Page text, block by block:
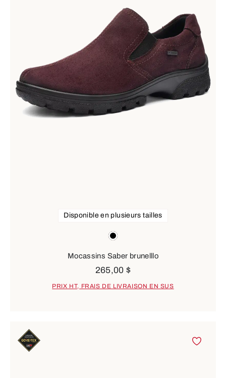
black
Disponible en plusieurs tailles
Mocassins Saber brunelllo
265,00 $
PRIX HT, FRAIS DE LIVRAISON EN SUS